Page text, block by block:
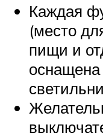
Каждая
(место
пищи и